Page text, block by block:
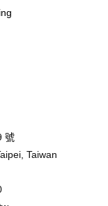
號
Taiwan